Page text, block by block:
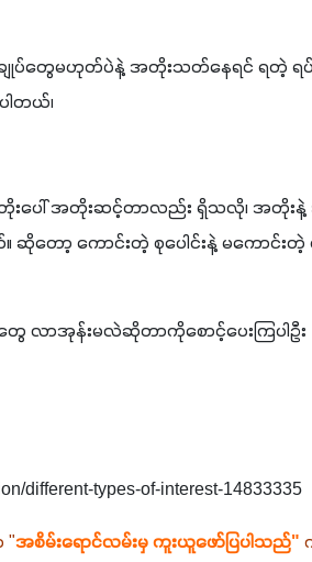
ျုပ်တွေမဟုတ်ပဲနဲ့ အတိုးသတ်နေရင် ရတဲ့
ါတယ်၊
ပေါ် အတိုးဆင့်တာလည်း ရှိသလို၊ အတိုးနဲ့ အ
ော့ ကောင်းတဲ့ စုပေါင်းနဲ့ မကောင်းတဲ့ စု
လာအုန်းမလဲဆိုတာကိုစောင့်ပေးကြပါဦး
different-types-of-interest-14833335
"အစိမ်းရောင်လမ်းမှ ကူးယူဖော်ပြပါသည်"